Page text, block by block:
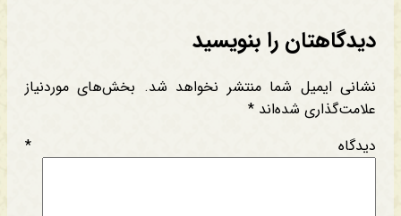
دیدگاهتان را بنویسید
نشانی ایمیل شما منتشر نخواهد شد. بخش‌های موردنیاز
علامت‌گذاری شده‌اند *
دیدگاه *